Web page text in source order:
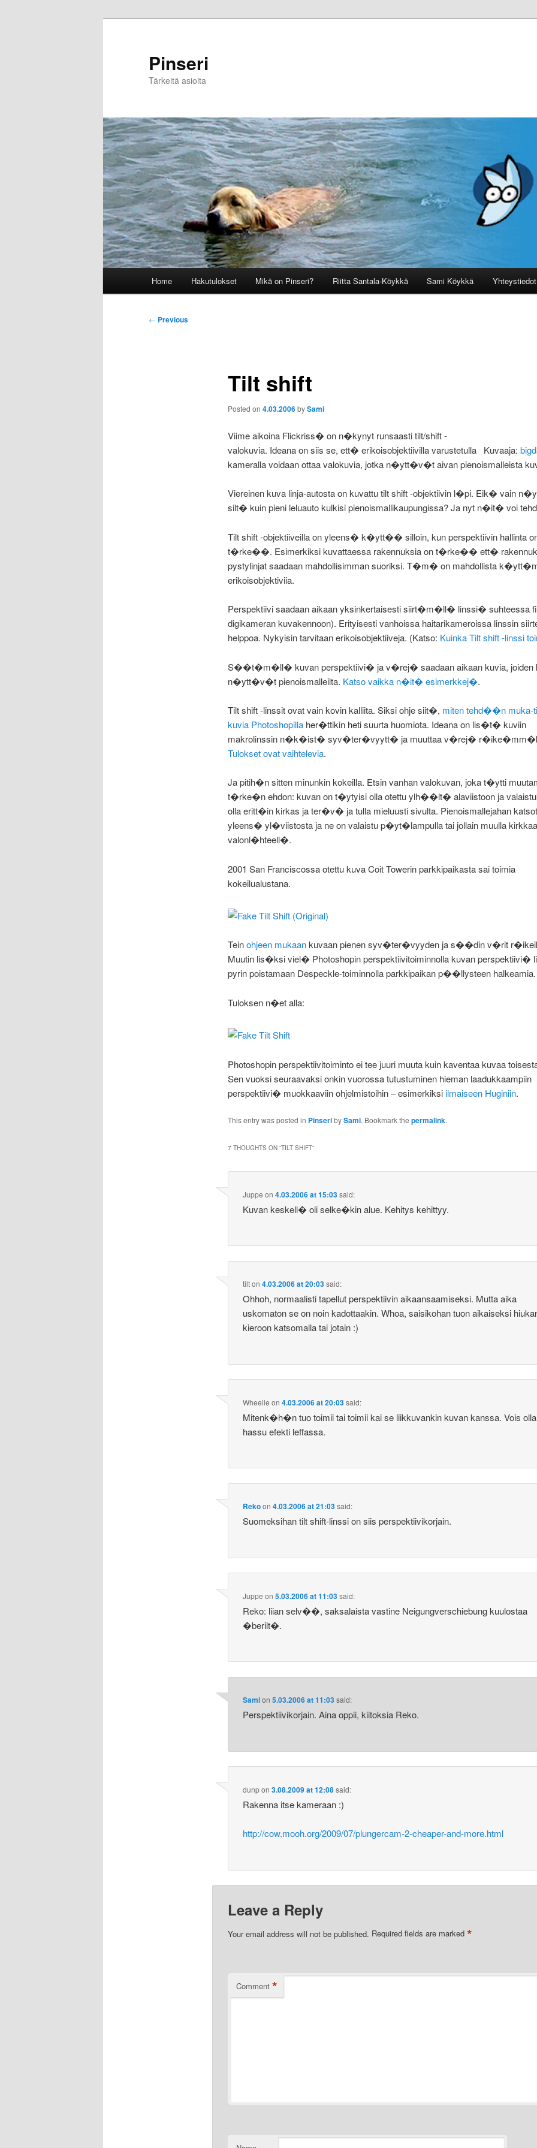
Pinseri
Tärkeitä asioita
Home Hakutulokset Mikä on Pinseri? Riitta Santala-Köykkä Sami Köykkä Yhteystiedot
Post
← Previous
Tilt shift
Posted on 4.03.2006bySami
Kuvaaja:
Viime aikoina Flickriss� on n�kynyt runsaasti tilt/shift -
valokuvia. Ideana on siis se, ett� erikoisobjektiivilla varustetulla
kameralla voidaan ottaa valokuvia, jotka n�ytt�v�t aivan pienoismalleista
Viereinen kuva linja-autosta on kuvattu tilt shift -objektiivin l�pi. Eik� vain
silt� kuin pieni leluauto kulkisi pienoismallikaupungissa? Ja nyt n�it� voi
Tilt shift -objektiiveilla on yleens� k�ytt�� silloin, kun perspektiivin hallinta
t�rke��. Esimerkiksi kuvattaessa rakennuksia on t�rke�� ett�
pystylinjat saadaan mahdollisimman suoriksi. T�m� on mahdollista
erikoisobjektiviia.
Perspektiivi saadaan aikaan yksinkertaisesti siirt�m�ll� linssi� suhteessa
digikameran kuvakennoon). Erityisesti vanhoissa haitarikameroissa linssin
helppoa. Nykyisin tarvitaan erikoisobjektiiveja. (Katso: Kuinka Tilt shift -linssi
S��t�m�ll� kuvan perspektiivi� ja v�rej� saadaan aikaan kuvia, joiden
n�ytt�v�t pienoismalleilta. Katso vaikka n�it� esimerkkej�.
Tilt shift -linssit ovat vain kovin kalliita. Siksi ohje siit�, miten tehd��n muka-
kuvia Photoshopillaher�ttikin heti suurta huomiota. Ideana on lis�t� kuviin
makrolinssin n�k�ist� syv�ter�vyytt� ja muuttaa v�rej�
Tulokset ovat vaihtelevia.
Ja pitih�n sitten minunkin kokeilla. Etsin vanhan valokuvan, joka t�ytti
t�rke�n ehdon: kuvan on t�ytyisi olla otettu ylh��lt� alaviistoon ja
olla eritt�in kirkas ja ter�v� ja tulla mieluusti sivulta. Pienoismallejahan
yleens� yl�viistosta ja ne on valaistu p�yt�lampulla tai jollain muulla
valonl�hteell�.
2001 San Franciscossa otettu kuva Coit Towerin parkkipaikasta sai toimia
kokeilualustana.
Teinohjeen mukaankuvaan pienen syv�ter�vyyden ja s��din v�rit
Muutin lis�ksi viel� Photoshopin perspektiivitoiminnolla kuvan perspektiivi�
pyrin poistamaan Despeckle-toiminnolla parkkipaikan p��llysteen halkeamia.
Tuloksen n�et alla:
Photoshopin perspektiivitoiminto ei tee juuri muuta kuin kaventaa kuvaa
Sen vuoksi seuraavaksi onkin vuorossa tutustuminen hieman laadukkaampiin
perspektiivi� muokkaaviin ohjelmistoihin – esimerkiksiilmaiseen Huginiin.
This entry was posted in PinseribySami. Bookmark the permalink.
7 THOUGHTS ON “TILT SHIFT”
Juppe on4.03.2006 at 15:03said:
Kuvan keskell� oli selke�kin alue. Kehitys kehittyy.
tilton4.03.2006 at 20:03said:
Ohhoh, normaalisti tapellut perspektiivin aikaansaamiseksi. Mutta aika
uskomaton se on noin kadottaakin. Whoa, saisikohan tuon aikaiseksi
kieroon katsomalla tai jotain :)
Wheelie on4.03.2006 at 20:03said:
Mitenk�h�n tuo toimii tai toimii kai se liikkuvankin kuvan kanssa. Vois olla
hassu efekti leffassa.
Rekoon4.03.2006 at 21:03said:
Suomeksihan tilt shift-linssi on siis perspektiivikorjain.
Juppe on5.03.2006 at 11:03said:
Reko: liian selv��, saksalaista vastine Neigungverschiebung kuulostaa
�berilt�.
Samion5.03.2006 at 11:03said:
Perspektiivikorjain. Aina oppii, kiitoksia Reko.
dunpon3.08.2009 at 12:08said:
Rakenna itse kameraan :)
http://cow.mooh.org/2009/07/plungercam-2-cheaper-and-more.html
Leave a Reply
Your email address will not be published. Required fields are marked *
Comment *